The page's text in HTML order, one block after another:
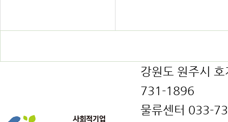
강원도 원주시
731-1896
물류센터 033-